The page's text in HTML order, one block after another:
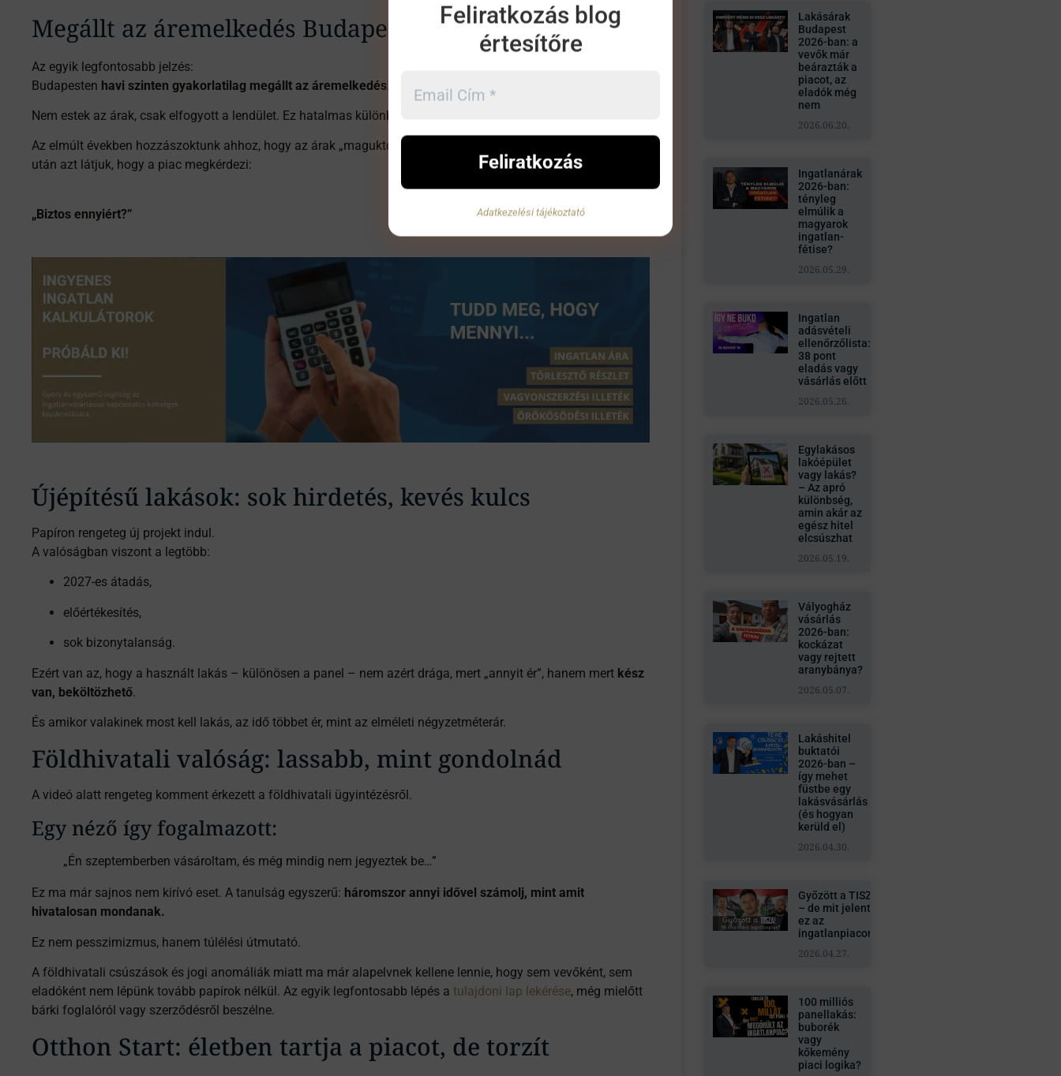
Megállt az áremelkedés Budapesten
Az egyik legfontosabb jelzés:
Budapesten havi szinten gyakorlatilag megállt az áremelkedés.
Nem estek az árak, csak elfogyott a lendület. Ez hatalmas különbség.
Az elmúlt években hozzászoktunk ahhoz, hogy az árak „maguktól” mennek felfelé. Most először hosszabb idő
után azt látjuk, hogy a piac megkérdezi:
„Biztos ennyiért?”
Újépítésű lakások: sok hirdetés, kevés kulcs
Papíron rengeteg új projekt indul.
A valóságban viszont a legtöbb:
2027-es átadás,
előértékesítés,
sok bizonytalanság.
Ezért van az, hogy a használt lakás – különösen a panel – nem azért drága, mert „annyit ér”, hanem mert kész
van, beköltözhető.
És amikor valakinek most kell lakás, az idő többet ér, mint az elméleti négyzetméterár.
Földhivatali valóság: lassabb, mint gondolnád
A videó alatt rengeteg komment érkezett a földhivatali ügyintézésről.
Egy néző így fogalmazott:
„Én szeptemberben vásároltam, és még mindig nem jegyeztek be…”
Ez ma már sajnos nem kirívó eset. A tanulság egyszerű: háromszor annyi idővel számolj, mint amit
hivatalosan mondanak.
Ez nem pesszimizmus, hanem túlélési útmutató.
A földhivatali csúszások és jogi anomáliák miatt ma már alapelvnek kellene lennie, hogy sem vevőként, sem
eladóként nem lépünk tovább papírok nélkül. Az egyik legfontosabb lépés a tulajdoni lap lekérése, még mielőtt
bárki foglalóról vagy szerződésről beszélne.
Otthon Start: életben tartja a piacot, de torzít
Feliratkozás blog
értesítőre
Adatkezelési tájékoztató
Lakásárak
Budapest
2026-ban: a
vevők már
beárazták a
piacot, az
eladók még
nem
2026.06.20.
Ingatlanárak
2026-ban:
tényleg
elmúlik a
magyarok
ingatlan-
fétise?
2026.05.29.
Ingatlan
adásvételi
ellenőrzőlista:
38 pont
eladás vagy
vásárlás előtt
2026.05.26.
Egylakásos
lakóépület
vagy lakás?
– Az apró
különbség,
amin akár az
egész hitel
elcsúszhat
2026.05.19.
Vályogház
vásárlás
2026-ban:
kockázat
vagy rejtett
aranybánya?
2026.05.07.
Lakáshitel
buktatói
2026-ban –
így mehet
füstbe egy
lakásvásárlás
(és hogyan
kerüld el)
2026.04.30.
Győzött a TISZA
– de mit jelent
ez az
ingatlanpiacon?
2026.04.27.
100 milliós
panellakás:
buborék
vagy
kőkemény
piaci logika?